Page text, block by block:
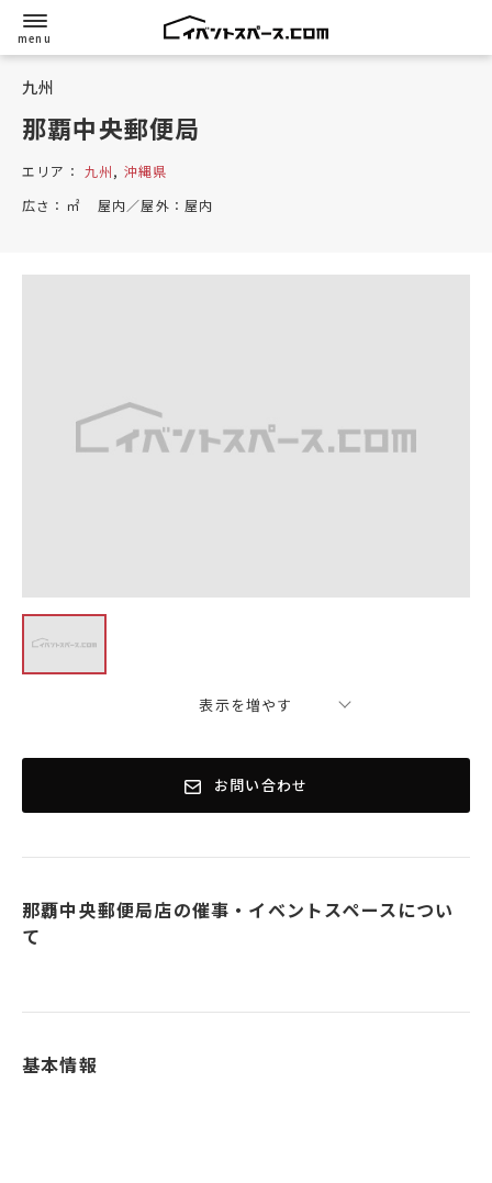
九州
那覇中央郵便局
エリア： 九州, 沖縄県
広さ： ㎡ 屋内／屋外： 屋内
表示を増やす
お問い合わせ
那覇中央郵便局店の催事・イベントスペースについ
て
基本情報